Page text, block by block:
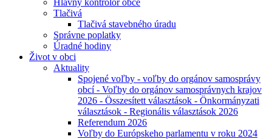
Hlavný kontrolór obce
Tlačivá
Tlačivá stavebného úradu
Správne poplatky
Úradné hodiny
Život v obci
Aktuality
Spojené voľby - voľby do orgánov samosprávy
obcí - Voľby do orgánov samosprávnych krajov
2026 - Összesített választások - Önkormányzati
választások - Regionális választások 2026
Referendum 2026
Voľby do Európskeho parlamentu v roku 2024